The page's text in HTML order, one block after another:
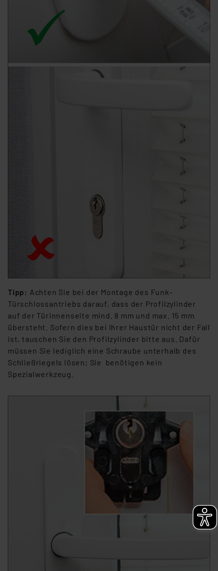
Tipp: Achten Sie bei der Montage des Funk-
Türschlossantriebs darauf, dass der Profilzylinder
auf der Türinnenseite mind. 8 mm und max. 15 mm
übersteht. Sofern dies bei Ihrer Haustür nicht der Fall
ist, tauschen Sie den Profilzylinder bitte aus. Dafür
müssen Sie lediglich eine Schraube unterhalb des
Schließriegels lösen; Sie benötigen kein
Spezialwerkzeug.